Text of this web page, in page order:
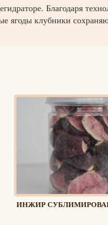
Max
Благодаря
ягоды клубники
ИНЖИР